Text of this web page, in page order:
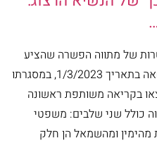
של מתווה הפשרה שהציע
הנשיא יצחק הרצוג לאחר יום המחאה בתאריך 1/3/2023, במסגרתו
בקריאה משותפת ראשונה
כולל שני שלבים: משפטי
מהימין ומהשמאל הן חלק